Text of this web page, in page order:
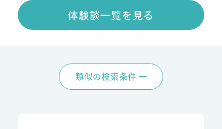
体験談一覧を見る
類似の検索条件